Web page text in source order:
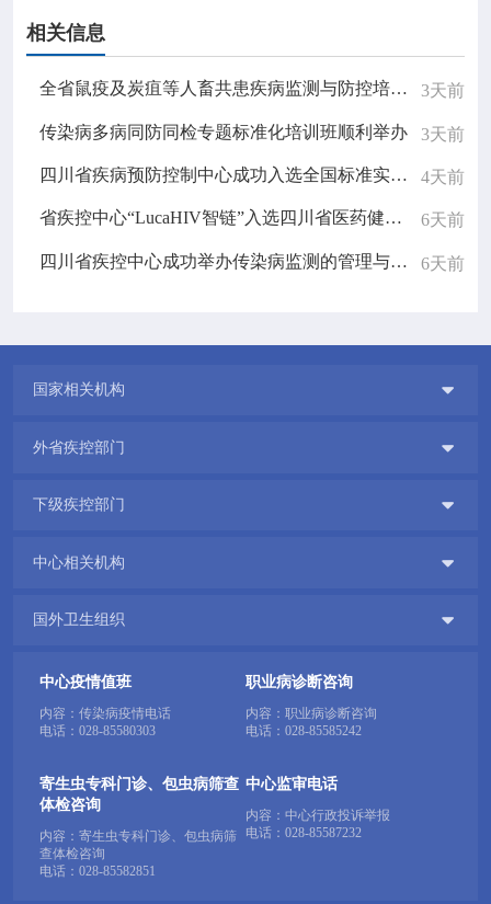
相关信息
全省鼠疫及炭疽等人畜共患疾病监测与防控培训班顺利举办 3天前
传染病多病同防同检专题标准化培训班顺利举办 3天前
四川省疾病预防控制中心成功入选全国标准实施监测点 4天前
省疾控中心“LucaHIV智链”入选四川省医药健康产业应用场景名录并进行现场展演 6天前
四川省疾控中心成功举办传染病监测的管理与质量控制专题学术讲座 6天前
国家相关机构 
外省疾控部门 
下级疾控部门 
中心相关机构 
国外卫生组织 
中心疫情值班
内容：传染病疫情电话
电话： 028-85580303
职业病诊断咨询
内容：职业病诊断咨询
电话： 028-85585242
寄生虫专科门诊、包虫病筛查
体检咨询
内容：寄生虫专科门诊、包虫病筛
查体检咨询
电话： 028-85582851
中心监审电话
内容：中心行政投诉举报
电话： 028-85587232